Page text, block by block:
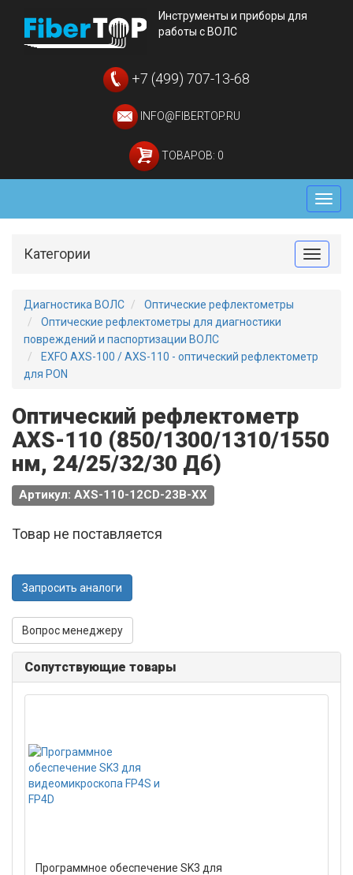
Инструменты и приборы для
работы с ВОЛС
+7 (499) 707-13-68
INFO@FIBERTOP.RU
ТОВАРОВ: 0
Меню
Toggle
Категории
Диагностика ВОЛС
Оптические рефлектометры
Оптические рефлектометры для диагностики
повреждений и паспортизации ВОЛС
EXFO AXS-100 / AXS-110 - оптический рефлектометр
для PON
Оптический рефлектометр
AXS-110 (850/1300/1310/1550
нм, 24/25/32/30 Дб)
Артикул: AXS-110-12CD-23B-XX
Товар не поставляется
Запросить аналоги
Вопрос менеджеру
Сопутствующие товары
Программное обеспечение SK3 для